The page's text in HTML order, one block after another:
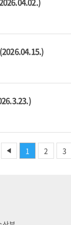
◀ 1 2 3